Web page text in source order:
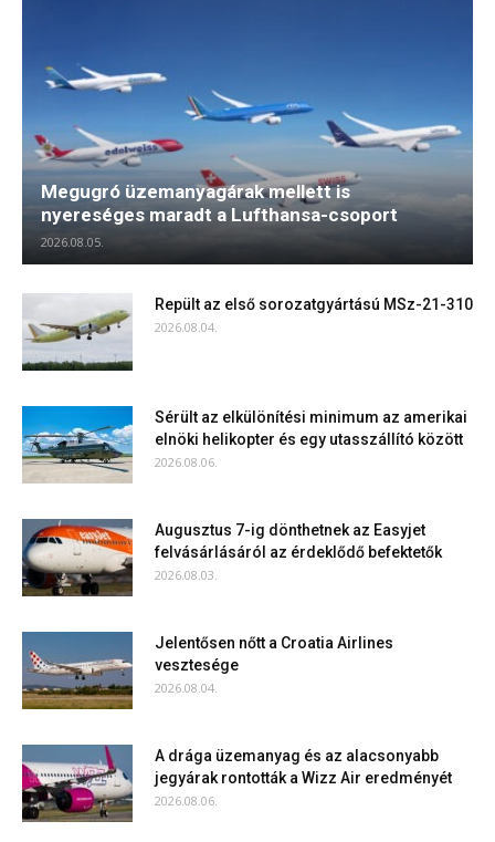
Megugró üzemanyagárak mellett is
nyereséges maradt a Lufthansa-csoport
2026.08.05.
Repült az első sorozatgyártású MSz-21-310
2026.08.04.
Sérült az elkülönítési minimum az amerikai
elnöki helikopter és egy utasszállító között
2026.08.06.
Augusztus 7-ig dönthetnek az Easyjet
felvásárlásáról az érdeklődő befektetők
2026.08.03.
Jelentősen nőtt a Croatia Airlines
vesztesége
2026.08.04.
A drága üzemanyag és az alacsonyabb
jegyárak rontották a Wizz Air eredményét
2026.08.06.